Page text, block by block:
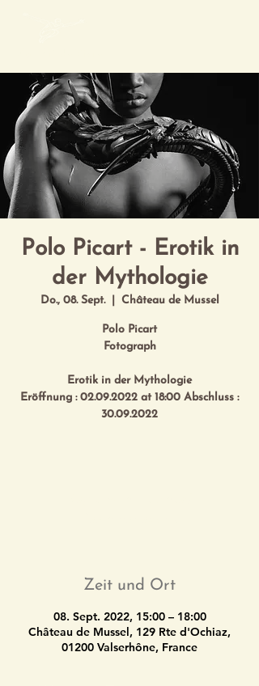
Polo Picart - Erotik in
der Mythologie
Do., 08. Sept.
  |
Château de Mussel
Polo Picart
Fotograph
Erotik in der Mythologie
Eröffnung : 02.09.2022 at 18:00 Abschluss :
30.09.2022
Zeit und Ort
08. Sept. 2022, 15:00 – 18:00
Château de Mussel, 129 Rte d'Ochiaz,
01200 Valserhône, France